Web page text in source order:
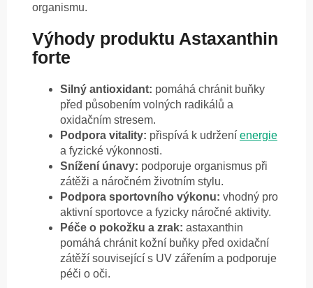
organismu.
Výhody produktu Astaxanthin
forte
Silný antioxidant: pomáhá chránit buňky
před působením volných radikálů a
oxidačním stresem.
Podpora vitality: přispívá k udržení energie
a fyzické výkonnosti.
Snížení únavy: podporuje organismus při
zátěži a náročném životním stylu.
Podpora sportovního výkonu: vhodný pro
aktivní sportovce a fyzicky náročné aktivity.
Péče o pokožku a zrak: astaxanthin
pomáhá chránit kožní buňky před oxidační
zátěží související s UV zářením a podporuje
péči o oči.